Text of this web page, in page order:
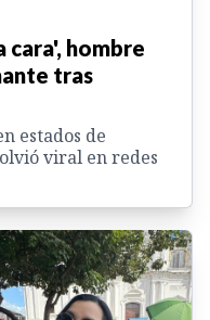
cara', hombre
tras
estados de
viral en redes